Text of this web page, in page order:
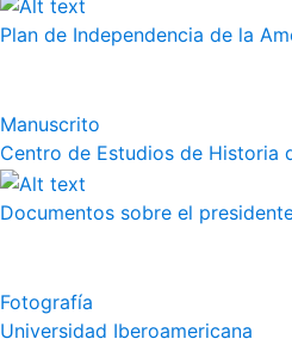
Plan de Independencia de la
Manuscrito
Centro de Estudios de Historia
Documentos sobre el
Fotografía
Universidad Iberoamericana